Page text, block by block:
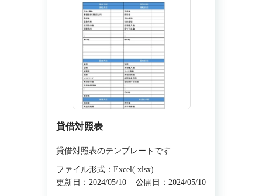
貸借対照表
貸借対照表のテンプレートです
ファイル形式：Excel(.xlsx)
更新日：2024/05/10
公開日：2024/05/10